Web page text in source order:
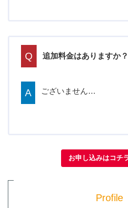
Q 追加料金はありますか？
A ございません…
お申し込みはコチ
Profile